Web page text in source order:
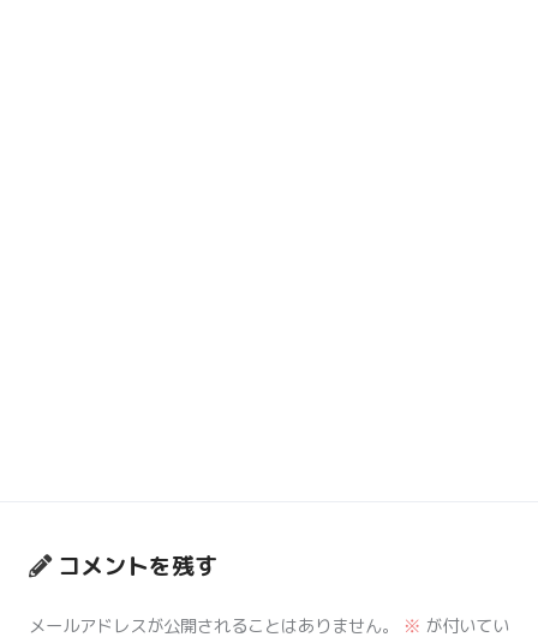
コメントを残す
メールアドレスが公開されることはありません。 ※ が付いてい